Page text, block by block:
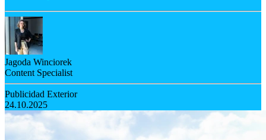
Jagoda Winciorek
Content Specialist
Publicidad Exterior
24.10.2025